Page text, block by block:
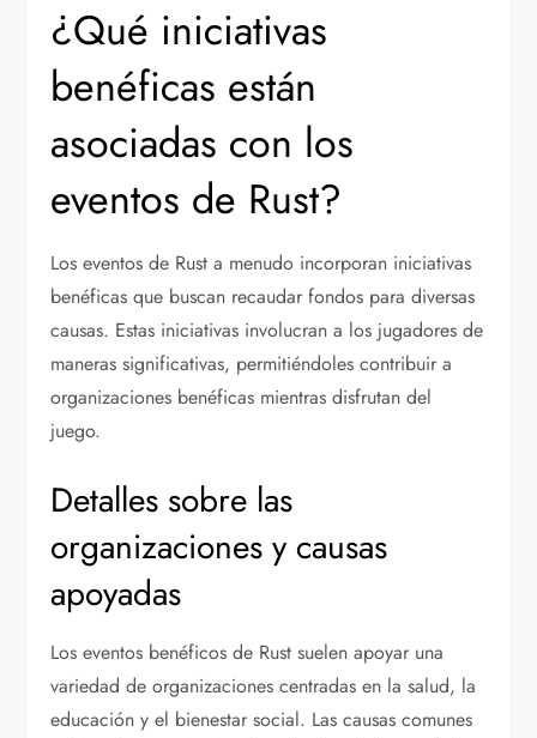
¿Qué iniciativas
benéficas están
asociadas con los
eventos de Rust?
Los eventos de Rust a menudo incorporan iniciativas
benéficas que buscan recaudar fondos para diversas
causas. Estas iniciativas involucran a los jugadores de
maneras significativas, permitiéndoles contribuir a
organizaciones benéficas mientras disfrutan del
juego.
Detalles sobre las
organizaciones y causas
apoyadas
Los eventos benéficos de Rust suelen apoyar una
variedad de organizaciones centradas en la salud, la
educación y el bienestar social. Las causas comunes